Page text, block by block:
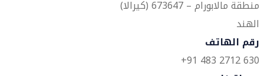
منطقة مالابورام – 673647 (كيرالا)
الهند
رقم الهاتف
630 2712 483 91+